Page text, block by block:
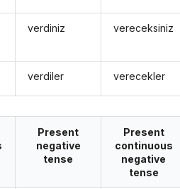
verdiniz
verdiler
vereceksiniz
verecekler
Present
negative
tense
Present
continuous
negative
tense